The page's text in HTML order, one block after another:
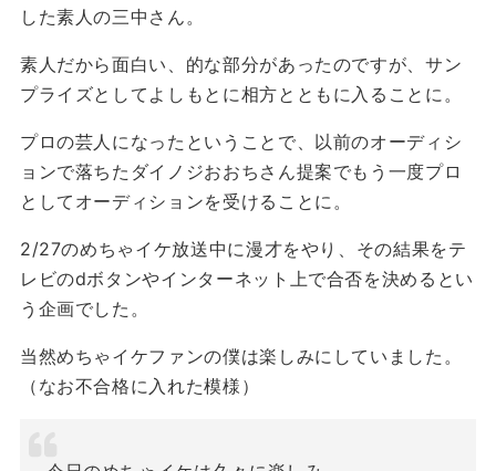
した素人の三中さん。
素人だから面白い、的な部分があったのですが、サン
プライズとしてよしもとに相方とともに入ることに。
プロの芸人になったということで、以前のオーディシ
ョンで落ちたダイノジおおちさん提案でもう一度プロ
としてオーディションを受けることに。
2/27のめちゃイケ放送中に漫才をやり、その結果をテ
レビのdボタンやインターネット上で合否を決めるとい
う企画でした。
当然めちゃイケファンの僕は楽しみにしていました。
（なお不合格に入れた模様）